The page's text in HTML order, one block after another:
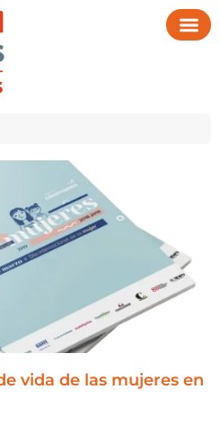
vida de las mujeres en